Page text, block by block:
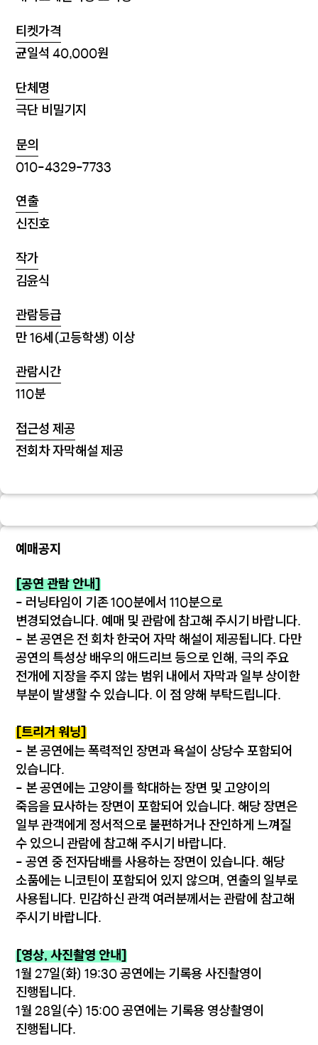
티켓가격
균일석 40,000원
단체명
극단 비밀기지
문의
010-4329-7733
연출
신진호
작가
김윤식
관람등급
만 16세(고등학생) 이상
관람시간
110분
접근성 제공
전회차 자막해설 제공
예매공지
[공연 관람 안내
- 러닝타임이 기존 100분에서 110분으로
변경되었습니다. 예매 및 관람에 참고해 주시기 바랍니다.
- 본 공연은 전 회차 한국어 자막 해설이 제공됩니다. 다만
공연의 특성상 배우의 애드리브 등으로 인해, 극의 주요
전개에 지장을 주지 않는 범위 내에서 자막과 일부 상이한
부분이 발생할 수 있습니다. 이 점 양해 부탁드립니다.
[트리거 워닝]
- 본 공연에는 폭력적인 장면과 욕설이 상당수 포함되어
있습니다.
- 본 공연에는 고양이를 학대하는 장면 및 고양이의
죽음을 묘사하는 장면이 포함되어 있습니다. 해당 장면은
일부 관객에게 정서적으로 불편하거나 잔인하게 느껴질
수 있으니 관람에 참고해 주시기 바랍니다.
- 공연 중 전자담배를 사용하는 장면이 있습니다. 해당
소품에는 니코틴이 포함되어 있지 않으며, 연출의 일부로
사용됩니다. 민감하신 관객 여러분께서는 관람에 참고해
주시기 바랍니다.
[영상, 사진촬영 안내]
1월 27일(화) 19:30 공연에는 기록용 사진촬영이
진행됩니다.
1월 28일(수) 15:00 공연에는 기록용 영상촬영이
진행됩니다.